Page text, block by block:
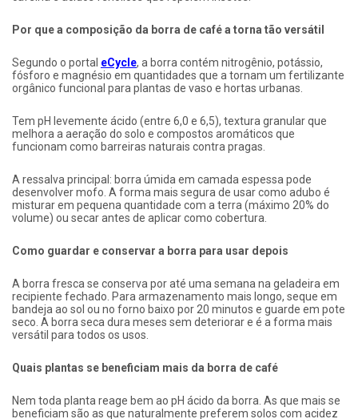
Por que a composição da borra de café a torna tão versátil
Segundo o portal eCycle, a borra contém nitrogênio, potássio,
fósforo e magnésio em quantidades que a tornam um fertilizante
orgânico funcional para plantas de vaso e hortas urbanas.
Tem pH levemente ácido (entre 6,0 e 6,5), textura granular que
melhora a aeração do solo e compostos aromáticos que
funcionam como barreiras naturais contra pragas.
A ressalva principal: borra úmida em camada espessa pode
desenvolver mofo. A forma mais segura de usar como adubo é
misturar em pequena quantidade com a terra (máximo 20% do
volume) ou secar antes de aplicar como cobertura.
Como guardar e conservar a borra para usar depois
A borra fresca se conserva por até uma semana na geladeira em
recipiente fechado. Para armazenamento mais longo, seque em
bandeja ao sol ou no forno baixo por 20 minutos e guarde em pote
seco. A borra seca dura meses sem deteriorar e é a forma mais
versátil para todos os usos.
Quais plantas se beneficiam mais da borra de café
Nem toda planta reage bem ao pH ácido da borra. As que mais se
beneficiam são as que naturalmente preferem solos com acidez